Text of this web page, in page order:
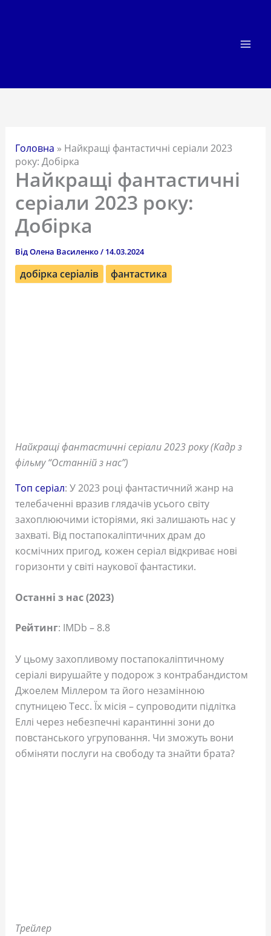
Головна » Найкращі фантастичні серіали 2023
року: Добірка
Найкращі фантастичні
серіали 2023 року:
Добірка
ВідОлена Василенко/ 14.03.2024
добірка серіалів фантастика
Найкращі фантастичні серіали 2023 року (Кадр з
фільму “Останній з нас”)
Топ серіал: У 2023 році фантастичний жанр на
телебаченні вразив глядачів усього світу
захоплюючими історіями, які залишають нас у
захваті. Від постапокаліптичних драм до
космічних пригод, кожен серіал відкриває нові
горизонти у світі наукової фантастики.
Останні з нас (2023)
Рейтинг: IMDb – 8.8
У цьому захопливому постапокаліптичному
серіалі вирушайте у подорож з контрабандистом
Джоелем Міллером та його незамінною
спутницею Тесс. Їх місія – супроводити підлітка
Еллі через небезпечні карантинні зони до
повстанського угруповання. Чи зможуть вони
обміняти послуги на свободу та знайти брата?
Трейлер